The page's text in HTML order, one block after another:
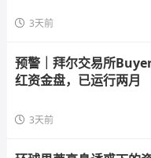
3天前
预警｜拜尔交易所
红资金盘，已运行两月
3天前